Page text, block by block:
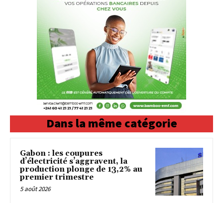
Dans la même catégorie
Gabon : les coupures
d’électricité s’aggravent, la
production plonge de 13,2% au
premier trimestre
5 août 2026